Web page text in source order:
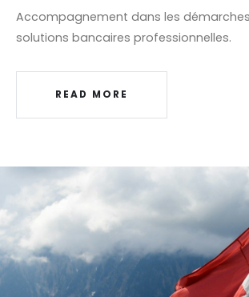
Accompagnement dans les
solutions bancaires professionnelles.
READ MORE